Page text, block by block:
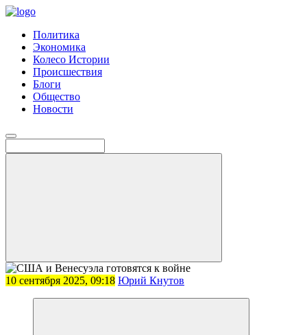
Политика
Экономика
Колесо Истории
Происшествия
Блоги
Общество
Новости
10 сентября 2025, 09:18 Юрий Кнутов